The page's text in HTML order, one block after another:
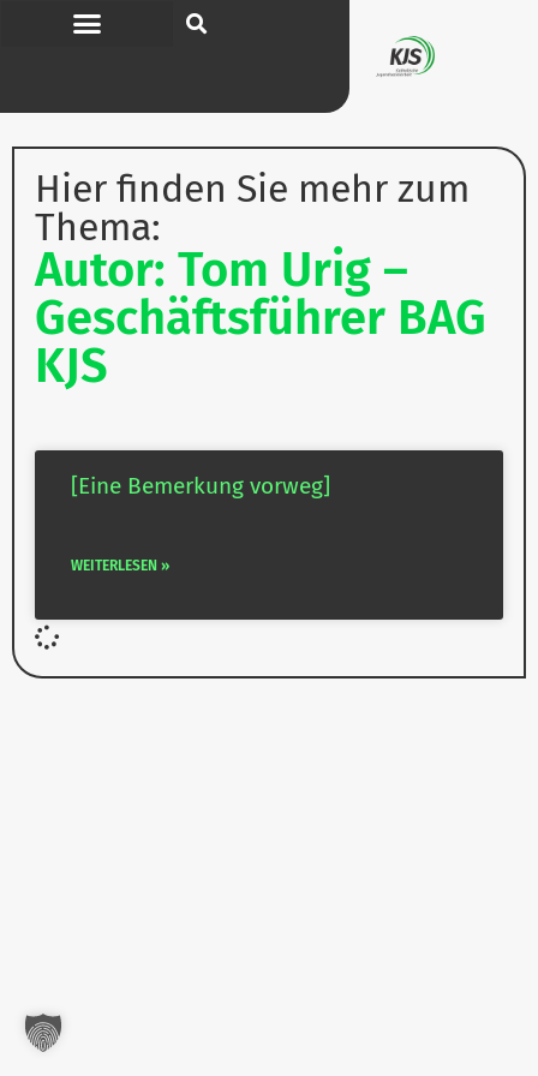
Hier finden Sie mehr zum
Thema:
Autor: Tom Urig –
Geschäftsführer BAG
KJS
[Eine Bemerkung vorweg]
WEITERLESEN »